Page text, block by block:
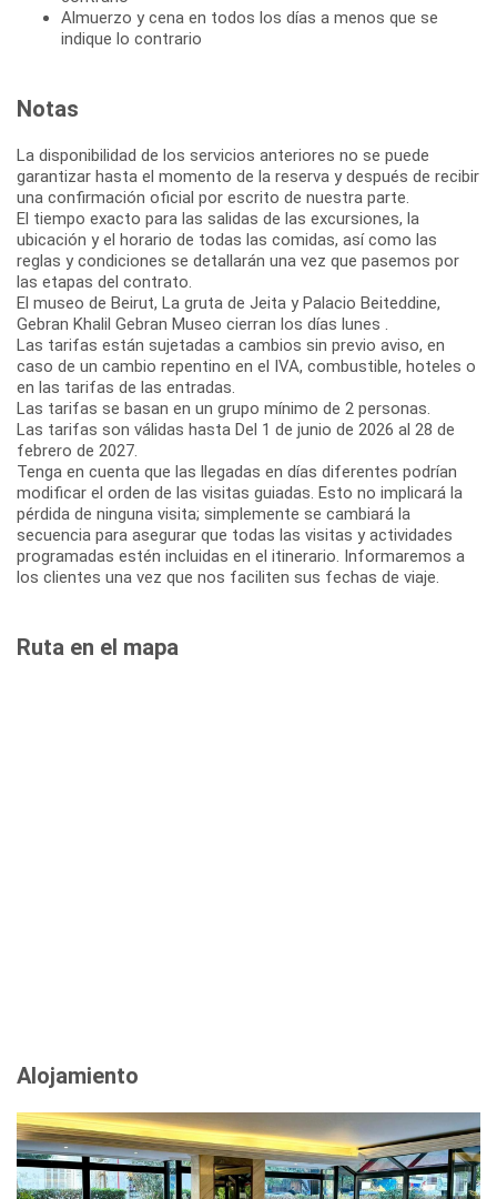
Almuerzo y cena en todos los días a menos que se
indique lo contrario
Notas
La disponibilidad de los servicios anteriores no se puede
garantizar hasta el momento de la reserva y después de recibir
una confirmación oficial por escrito de nuestra parte.
El tiempo exacto para las salidas de las excursiones, la
ubicación y el horario de todas las comidas, así como las
reglas y condiciones se detallarán una vez que pasemos por
las etapas del contrato.
El museo de Beirut, La gruta de Jeita y Palacio Beiteddine,
Gebran Khalil Gebran Museo cierran los días lunes .
Las tarifas están sujetadas a cambios sin previo aviso, en
caso de un cambio repentino en el IVA, combustible, hoteles o
en las tarifas de las entradas.
Las tarifas se basan en un grupo mínimo de 2 personas.
Las tarifas son válidas hasta Del 1 de junio de 2026 al 28 de
febrero de 2027.
Tenga en cuenta que las llegadas en días diferentes podrían
modificar el orden de las visitas guiadas. Esto no implicará la
pérdida de ninguna visita; simplemente se cambiará la
secuencia para asegurar que todas las visitas y actividades
programadas estén incluidas en el itinerario. Informaremos a
los clientes una vez que nos faciliten sus fechas de viaje.
Ruta en el mapa
Alojamiento